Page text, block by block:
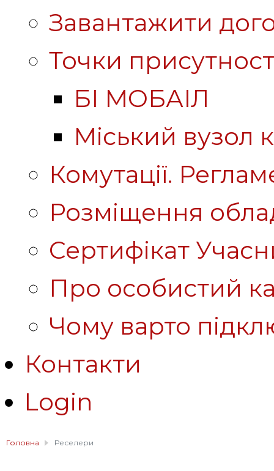
Завантажити
Точки
БІ МОБАІЛ
Міський вузол
Комутації.
Розміщення
Сертифікат
Про особистий
Чому варто
Контакти
Login
Головна Реселери